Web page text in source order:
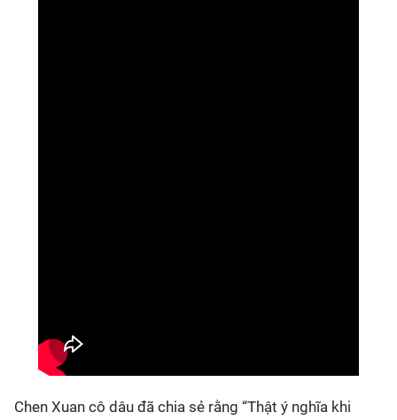
Chen Xuan cô dâu đã chia sẻ rằng “Thật ý nghĩa khi